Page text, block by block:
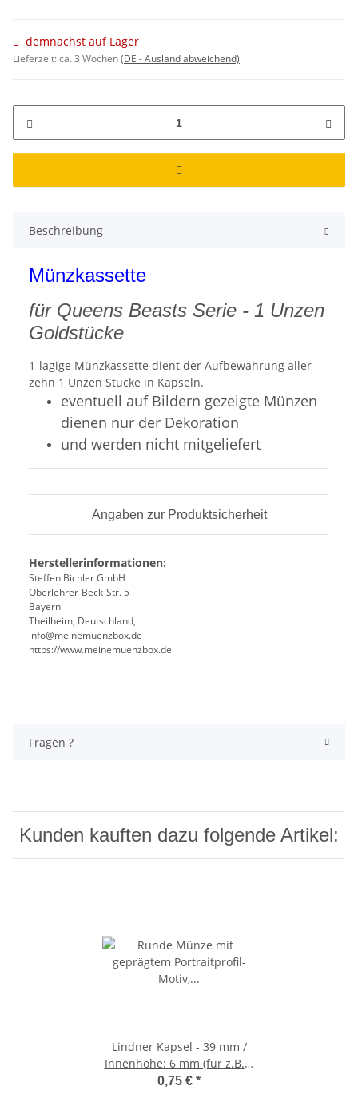
demnächst auf Lager
Lieferzeit:ca. 3 Wochen(DE - Ausland abweichend)
Beschreibung
Münzkassette
für Queens Beasts Serie - 1 Unzen
Goldstücke
1-lagige Münzkassette dient der Aufbewahrung aller
zehn 1 Unzen Stücke in Kapseln.
eventuell auf Bildern gezeigte Münzen
dienen nur der Dekoration
und werden nicht mitgeliefert
Angaben zur Produktsicherheit
Herstellerinformationen:
Steffen Bichler GmbH
Oberlehrer-Beck-Str. 5
Bayern
Theilheim, Deutschland,
info@meinemuenzbox.de
https://www.meinemuenzbox.de
Fragen ?
Kunden kauften dazu folgende Artikel:
Lindner Kapsel - 39 mm /
Innenhöhe: 6 mm (für z.B. 2
oz. Queen´s Beast)
0,75 € *